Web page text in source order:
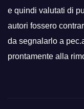
e quindi valutati di
autori fossero
da segnalarlo a
prontamente alla